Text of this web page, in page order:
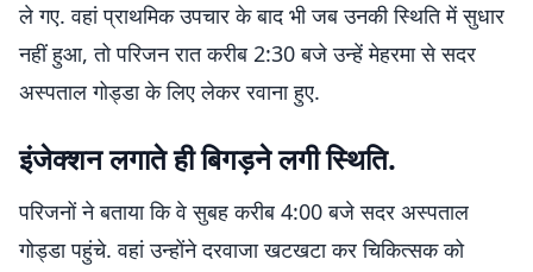
ले गए. वहां प्राथमिक उपचार के बाद भी जब उनकी स्थिति में सुधार
नहीं हुआ, तो परिजन रात करीब 2:30 बजे उन्हें मेहरमा से सदर
अस्पताल गोड्डा के लिए लेकर रवाना हुए.
​इंजेक्शन लगाते ही बिगड़ने लगी स्थिति.
​परिजनों ने बताया कि वे सुबह करीब 4:00 बजे सदर अस्पताल
गोड्डा पहुंचे. वहां उन्होंने दरवाजा खटखटा कर चिकित्सक को